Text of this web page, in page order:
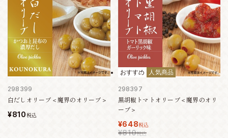
298399
白だしオリーブ＜魔界のオリーブ＞
¥810税込
おすすめ 人気商品
298397
黒胡椒トマトオリーブ＜魔界のオリ
ーブ＞
¥648税込
¥810税込